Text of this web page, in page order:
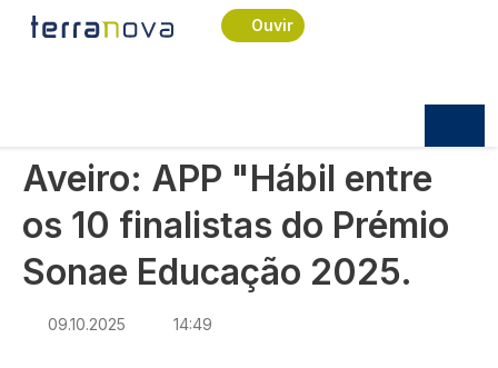
Passar para o conteúdo principal
Ouvir
Navegação estrutural
Início
Praça
Aveiro: APP "Hábil entre os 10 finalistas do
Aveiro: APP "Hábil entre
os 10 finalistas do Prémio
Sonae Educação 2025.
09.10.2025 14:49